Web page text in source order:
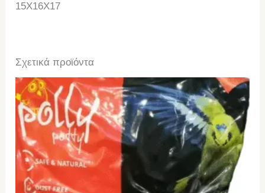
15X16X17
Σχετικά προϊόντα